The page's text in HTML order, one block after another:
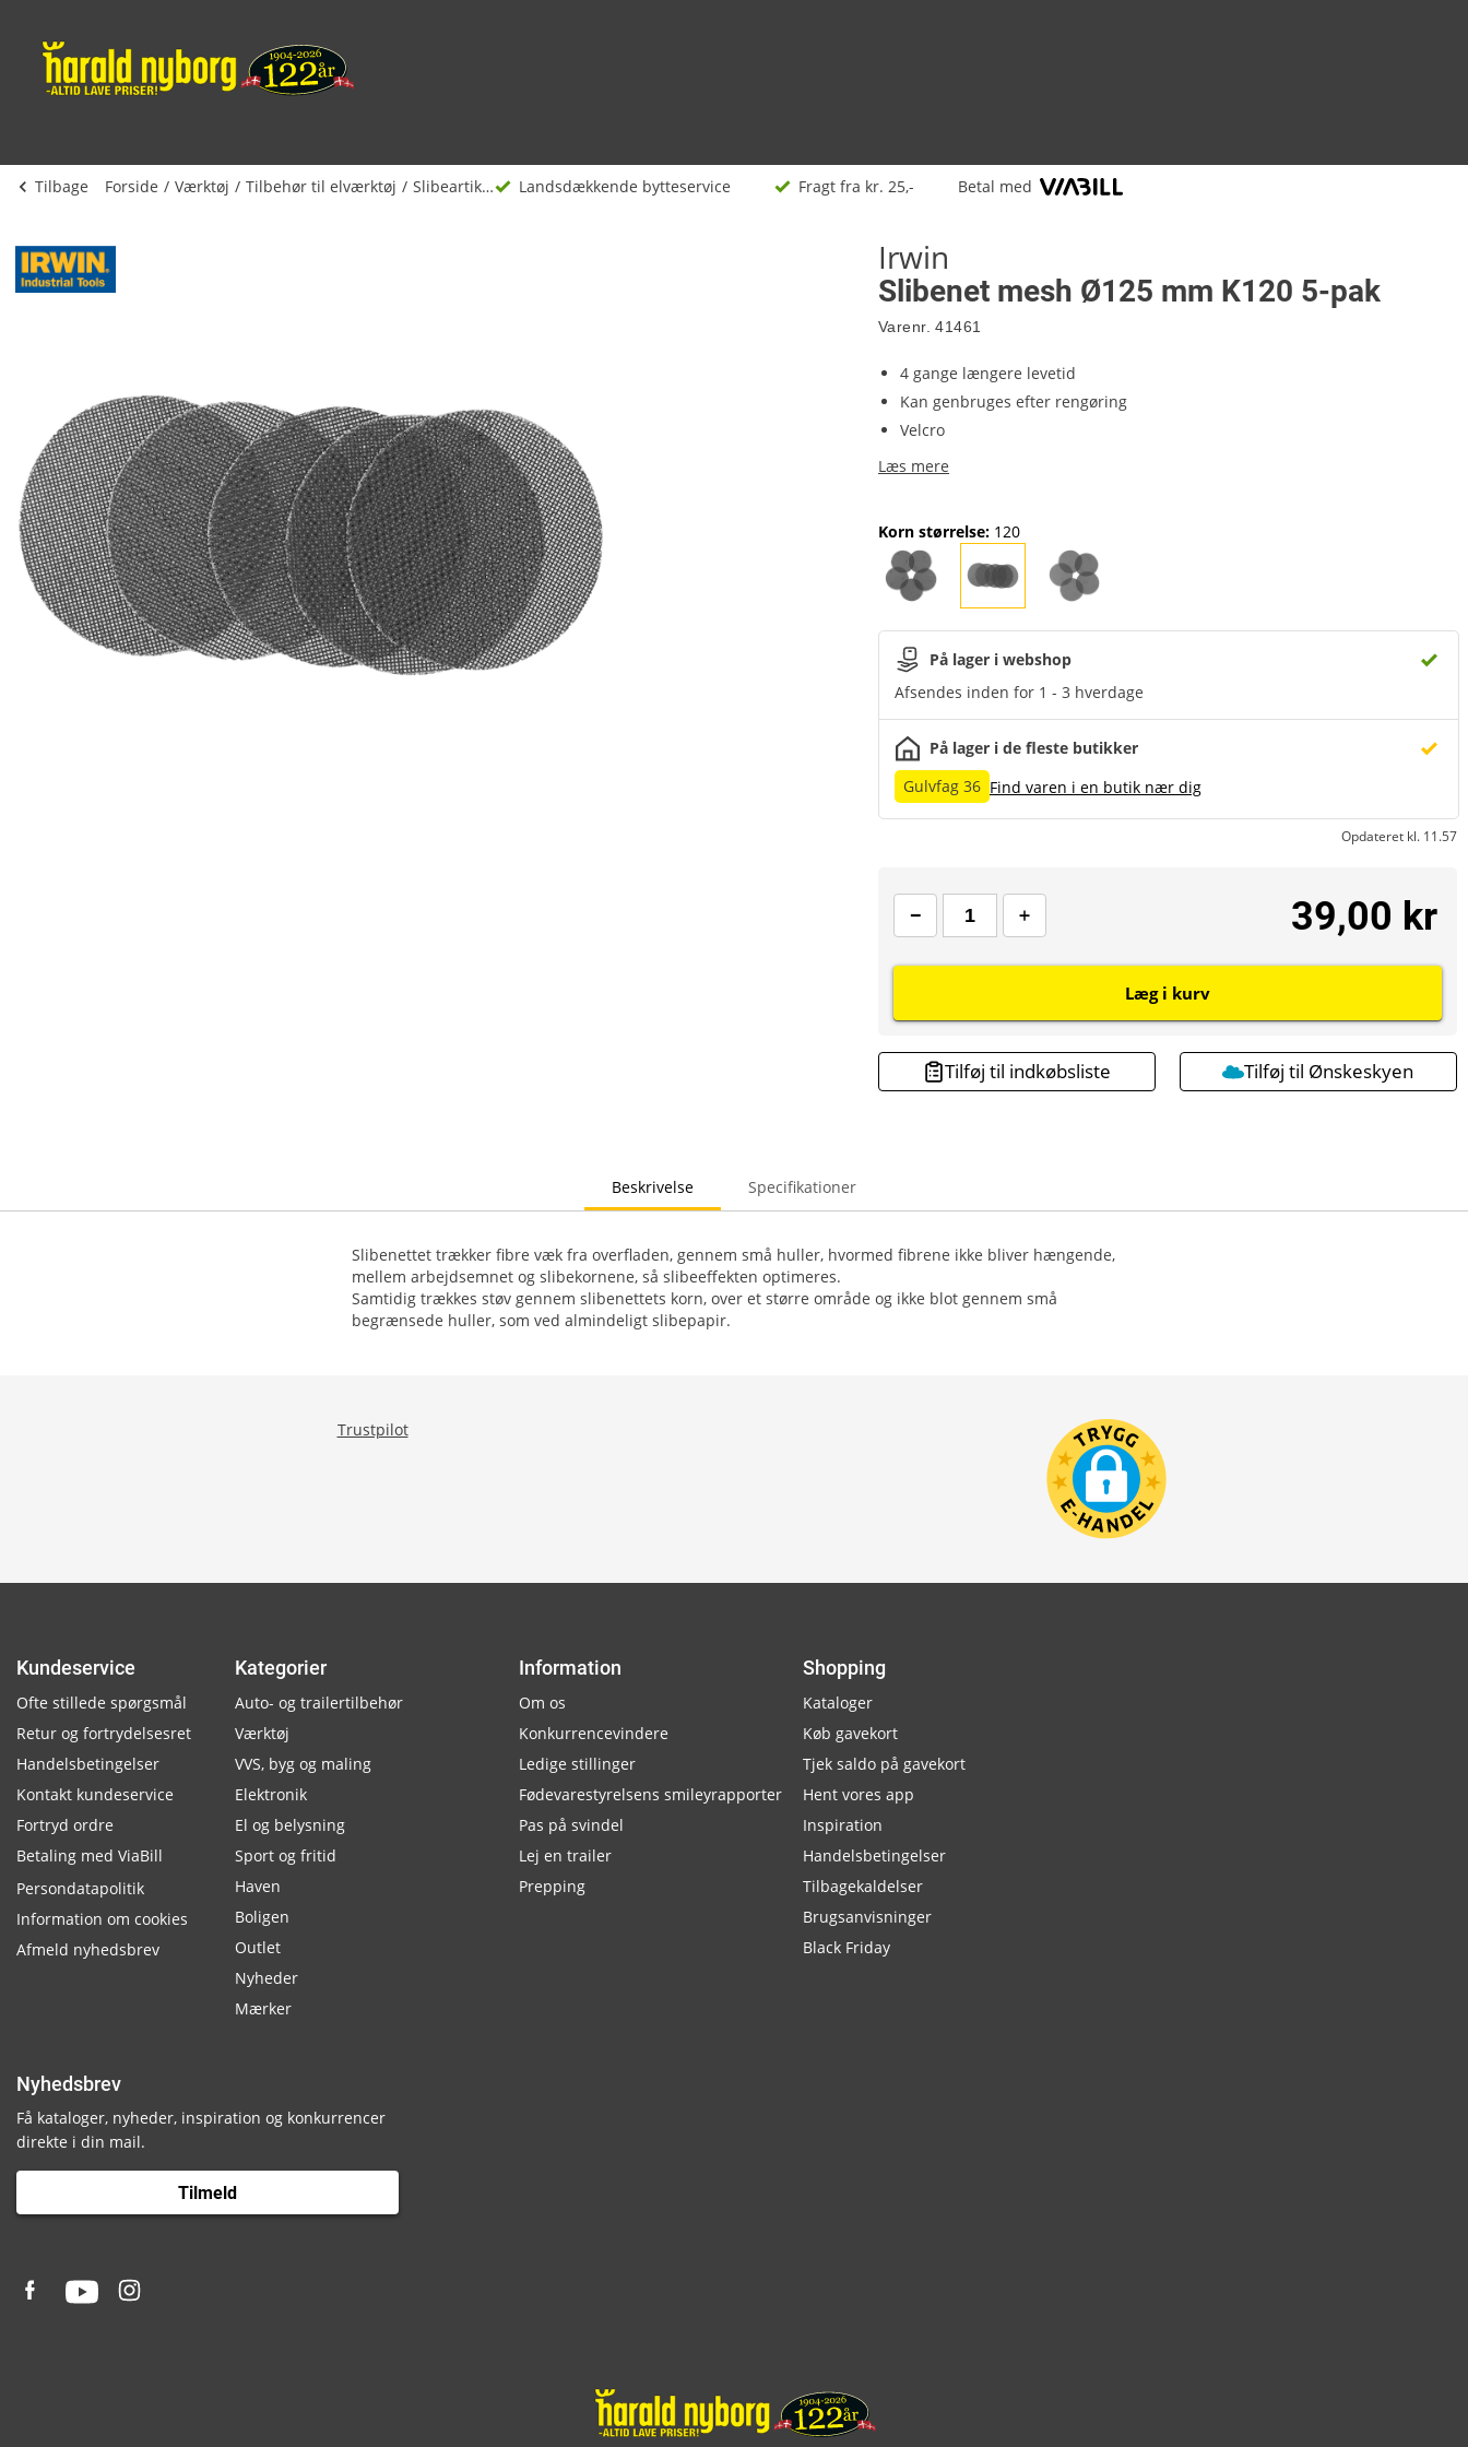
Tilbage Forside Værktøj Tilbehør til elværktøj Slibeartikler Landsdækkende bytteservice Fragt fra kr. 25,- Betal med
Irwin
Slibenet mesh Ø125 mm K120 5-pak
Varenr. 41461
4 gange længere levetid
Kan genbruges efter rengøring
Velcro
Læs mere
Korn størrelse: 120
På lager i webshop
Afsendes inden for 1 - 3 hverdage
På lager i de fleste butikker
Gulvfag 36 Find varen i en butik nær dig
Opdateret kl. 11.57
39,00 kr
Læg i kurv
Tilføj til indkøbsliste Tilføj til Ønskeskyen
Beskrivelse Specifikationer
Slibenettet trækker fibre væk fra overfladen, gennem små huller, hvormed fibrene ikke bliver hængende,
mellem arbejdsemnet og slibekornene, så slibeeffekten optimeres.
Samtidig trækkes støv gennem slibenettets korn, over et større område og ikke blot gennem små
begrænsede huller, som ved almindeligt slibepapir.
Trustpilot
Kundeservice
Ofte stillede spørgsmål
Retur og fortrydelsesret
Handelsbetingelser
Kontakt kundeservice
Fortryd ordre
Betaling med ViaBill
Persondatapolitik
Information om cookies
Afmeld nyhedsbrev
Kategorier
Auto- og trailertilbehør
Værktøj
VVS, byg og maling
Elektronik
El og belysning
Sport og fritid
Haven
Boligen
Outlet
Nyheder
Mærker
Information
Om os
Konkurrencevindere
Ledige stillinger
Fødevarestyrelsens smileyrapporter
Pas på svindel
Lej en trailer
Prepping
Shopping
Kataloger
Køb gavekort
Tjek saldo på gavekort
Hent vores app
Inspiration
Handelsbetingelser
Tilbagekaldelser
Brugsanvisninger
Black Friday
Nyhedsbrev
Få kataloger, nyheder, inspiration og konkurrencer
direkte i din mail.
Tilmeld